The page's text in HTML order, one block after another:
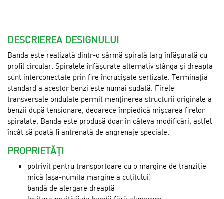
DESCRIEREA DESIGNULUI
Banda este realizată dintr-o sârmă spirală larg înfăşurată cu
profil circular. Spiralele înfăşurate alternativ stânga şi dreapta
sunt interconectate prin fire încrucişate sertizate. Terminația
standard a acestor benzi este numai sudată. Firele
transversale ondulate permit menținerea structurii originale a
benzii după tensionare, deoarece împiedică mișcarea firelor
spiralate. Banda este produsă doar în câteva modificări, astfel
încât să poată fi antrenată de angrenaje speciale.
PROPRIETĂȚI
potrivit pentru transportoare cu o margine de tranziție
mică (așa-numita margine a cuțitului)
bandă de alergare dreaptă